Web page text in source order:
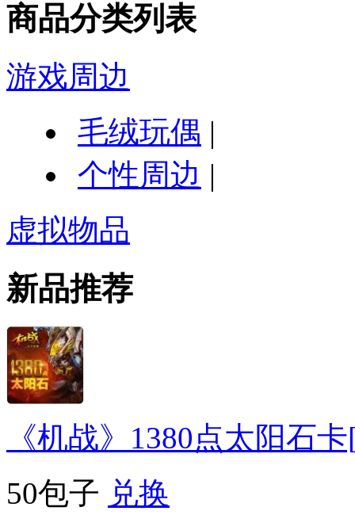
商品分类列表
游戏周边
毛绒玩偶 |
个性周边 |
虚拟物品
新品推荐
《机战》1380点太阳石
50包子 兑换